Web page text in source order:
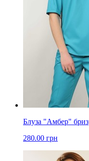
Блуза "Амбер" бриз
280.00 грн